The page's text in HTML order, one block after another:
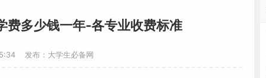
多少钱一年-各专业收费标准
发布：大学生必备网